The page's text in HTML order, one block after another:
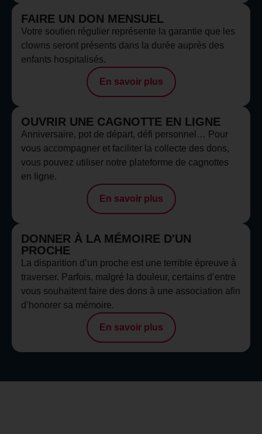
FAIRE UN DON MENSUEL
Votre soutien régulier représente la garantie que les
clowns seront présents dans la durée auprès des
enfants hospitalisés.
En savoir plus
OUVRIR UNE CAGNOTTE EN LIGNE
Anniversaire, pot de départ, défi personnel… Pour
vous accompagner et faciliter la collecte des dons,
vous pouvez utiliser notre plateforme de cagnottes
en ligne.
En savoir plus
DONNER À LA MÉMOIRE D'UN
PROCHE
La disparition d’un proche est une terrible épreuve à
traverser. Parfois, malgré la douleur, certains d’entre
vous souhaitent faire des dons à une association afin
d’honorer sa mémoire.
En savoir plus